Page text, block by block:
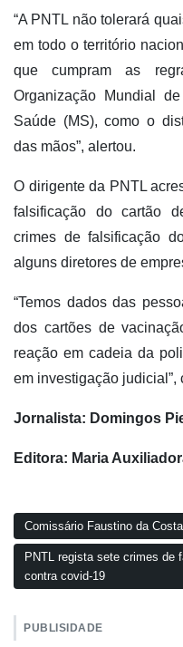
“A PNTL não tolerará
em todo o território
que cumpram as
Organização Mundial
Saúde (MS), como o
das mãos”, alertou.
O dirigente da PNTL
falsificação do cartão
crimes de falsificação
alguns diretores de
“Temos dados das
dos cartões de
reação em cadeia da
em investigação judicial”,
Jornalista: Domingos
Editora: Maria
Comissário Faustino da Costa
PNTL regista sete crimes de
contra covid-19
PUBLISIDADE